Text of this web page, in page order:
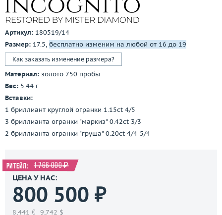
3D-тур по шоуруму
Артикул: 180519/14
Размер: 17.5, бесплатно изменим на любой от 16 до 19
Как заказать изменение размера?
Материал: золото 750 пробы
Вес: 5.44 г
Вставки:
1 бриллиант круглой огранки 1.15ct 4/5
3 бриллианта огранки "маркиз" 0.42ct 3/3
2 бриллианта огранки "груша" 0.20ct 4/4-5/4
Ритейл: 1 766 000 ₽
ЦЕНА У НАС:
800 500 ₽
8,441 € 9,742 $